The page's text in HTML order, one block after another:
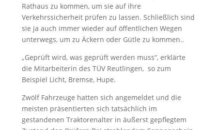
Rathaus zu kommen, um sie auf ihre
Verkehrssicherheit prüfen zu lassen. Schließlich sind
sie ja auch immer wieder auf öffentlichen Wegen
unterwegs, um zu Äckern oder Gütle zu kommen..
„Geprüft wird, was geprüft werden muss“, erklärte
die Mitarbeiterin des TÜV Reutlingen, so zum
Beispiel Licht, Bremse, Hupe.
Zwölf Fahrzeuge hatten sich angemeldet und die
meisten präsentierten sich tatsächlich im
gestandenen Traktorenalter in äußerst gepflegtem